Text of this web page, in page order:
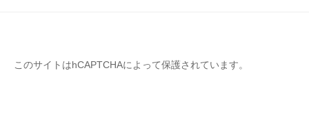
このサイトはhCAPTCHAによって保護されています。